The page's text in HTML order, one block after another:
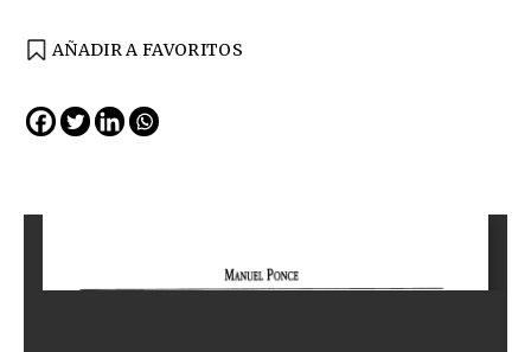
AÑADIR A FAVORITOS